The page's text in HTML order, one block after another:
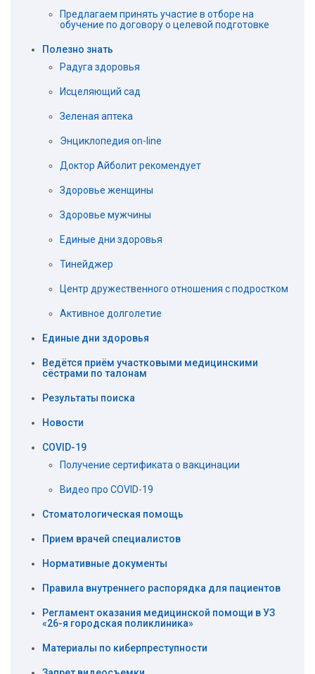
Предлагаем принять участие в отборе на
обучение по договору о целевой подготовке
Полезно знать
Радуга здоровья
Исцеляющий сад
Зеленая аптека
Энциклопедия on-line
Доктор Айболит рекомендует
Здоровье женщины
Здоровье мужчины
Единые дни здоровья
Тинейджер
Центр дружественного отношения с подростком
Активное долголетие
Единые дни здоровья
Ведётся приём участковыми медицинскими
сёстрами по талонам
Результаты поиска
Новости
COVID-19
Получение сертификата о вакцинации
Видео про COVID-19
Стоматологическая помощь
Прием врачей специалистов
Нормативные документы
Правила внутреннего распорядка для пациентов
Регламент оказания медицинской помощи в УЗ
«26-я городская поликлиника»
Материалы по киберпреступности